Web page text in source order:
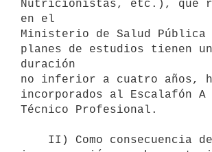
Nutricionistas, etc.), que
en el
Ministerio de Salud Pública
planes de estudios tienen
duración
no inferior a cuatro años,
incorporados al Escalafón A
Técnico Profesional.